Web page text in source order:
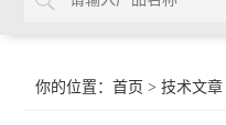
你的位置：首页 >技术文章